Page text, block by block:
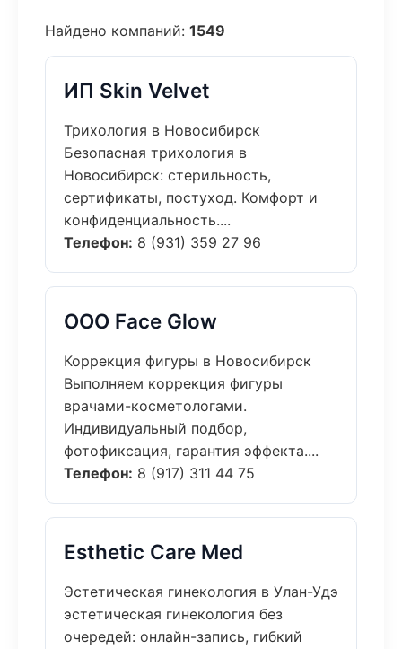
Найдено компаний: 1549
ИП Skin Velvet
Трихология в Новосибирск
Безопасная трихология в
Новосибирск: стерильность,
сертификаты, постуход. Комфорт и
конфиденциальность....
Телефон: 8 (931) 359 27 96
ООО Face Glow
Коррекция фигуры в Новосибирск
Выполняем коррекция фигуры
врачами-косметологами.
Индивидуальный подбор,
фотофиксация, гарантия эффекта....
Телефон: 8 (917) 311 44 75
Esthetic Care Med
Эстетическая гинекология в Улан-Удэ
эстетическая гинекология без
очередей: онлайн-запись, гибкий